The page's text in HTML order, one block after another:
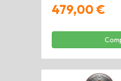
479,00 €